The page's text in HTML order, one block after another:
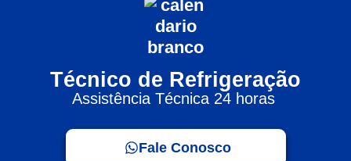
Técnico de Refrigeração
Assistência Técnica 24 horas
Fale Conosco